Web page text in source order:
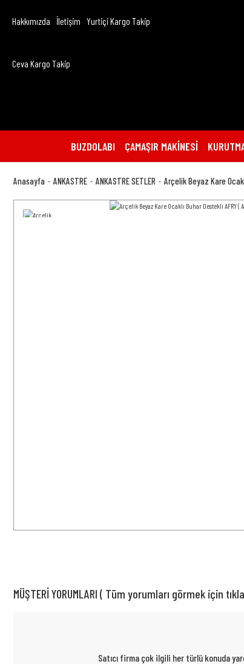
Hakkımızda İletişim Yurtiçi Kargo Takip
Ceva Kargo Takip
BUZDOLABI ÇAMAŞIR MAKİNESİ
Anasayfa ANKASTRE ANKASTRE SETLER Arçelik Beyaz Kare
MÜŞTERİ YORUMLARI ( Tüm yorumları görmek için
Satıcı firma çok ilgili her türlü konuda